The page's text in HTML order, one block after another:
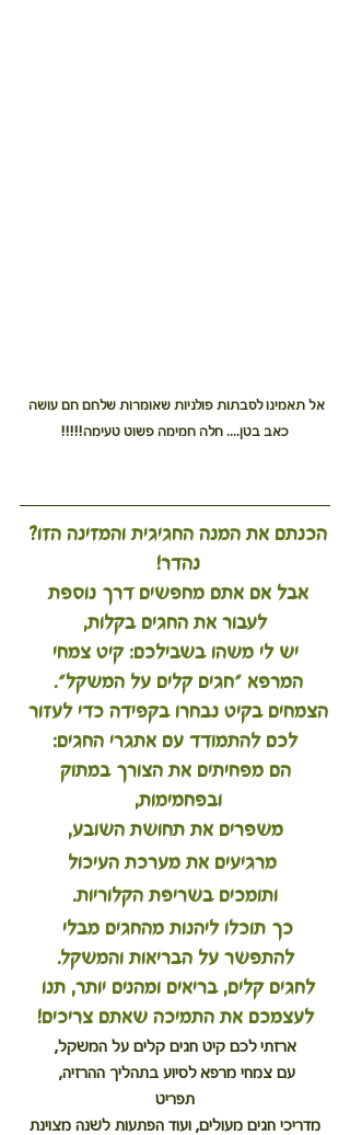
אל תאמינו לסבתות פולניות שאומרות שלחם חם עושה
כאב בטן.... חלה חמימה פשוט טעימה!!!!!
הכנתם את המנה החגיגית והמזינה הזו?
נהדר!
אבל אם אתם מחפשים דרך נוספת
לעבור את החגים בקלות,
יש לי משהו בשבילכם: קיט צמחי
המרפא "חגים קלים על המשקל".
הצמחים בקיט נבחרו בקפידה כדי לעזור
לכם להתמודד עם אתגרי החגים:
הם מפחיתים את הצורך במתוק
ובפחמימות,
משפרים את תחושת השובע,
מרגיעים את מערכת העיכול
ותומכים בשריפת הקלוריות.
כך תוכלו ליהנות מהחגים מבלי
להתפשר על הבריאות והמשקל.
לחגים קלים, בריאים ומהנים יותר, תנו
לעצמכם את התמיכה שאתם צריכים!
ארזתי לכם קיט חגים קלים על המשקל,
עם צמחי מרפא לסיוע בתהליך ההרזיה,
תפריט
מדריכי חגים מעולים, ועוד הפתעות לשנה מצוינת